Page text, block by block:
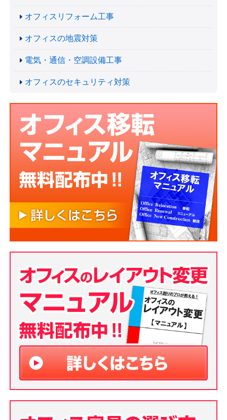
オフィスリフォーム工事
オフィスの地震対策
電気・通信・空調設備工事
オフィスのセキュリティ対策